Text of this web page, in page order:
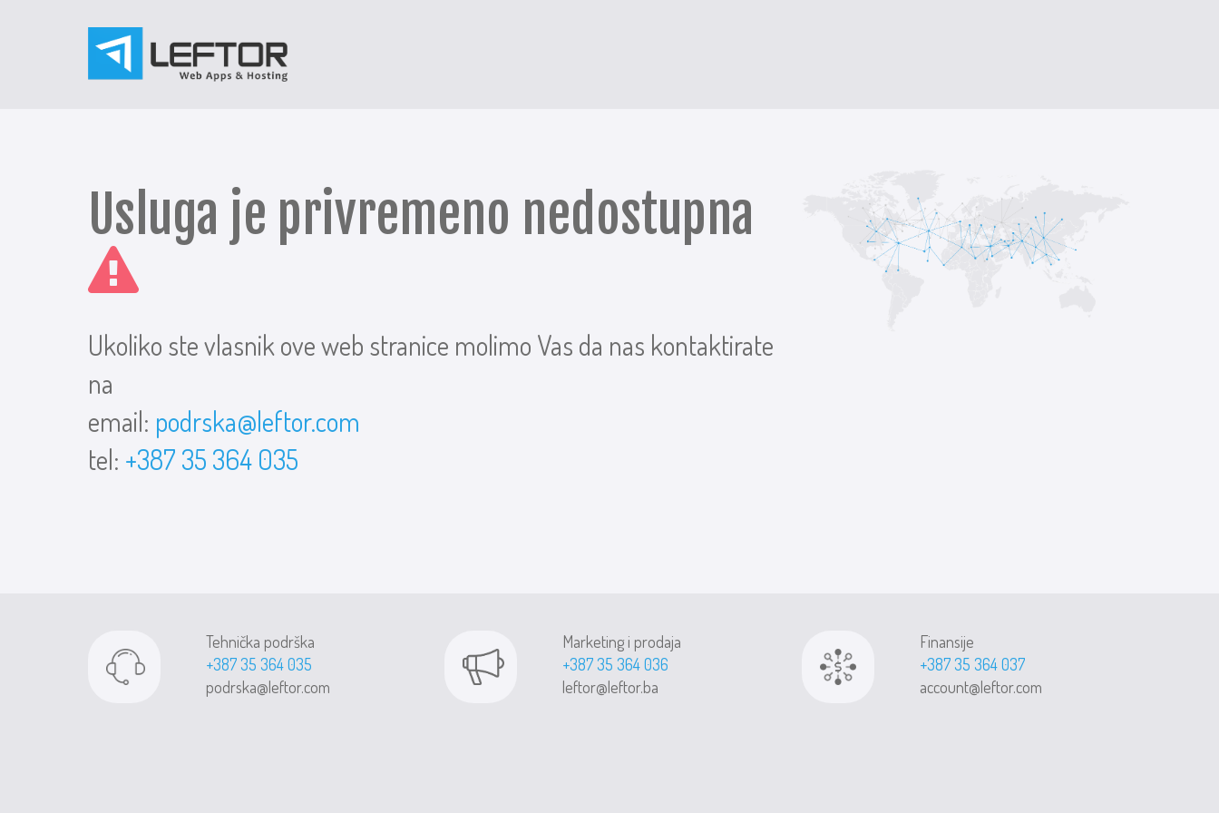
Usluga je privremeno nedostupna
Ukoliko ste vlasnik ove web stranice molimo Vas da nas kontaktirate
na
email: podrska@leftor.com
tel: +387 35 364 035
Tehnička podrška
+387 35 364 035
podrska@leftor.com
Marketing i prodaja
+387 35 364 036
leftor@leftor.ba
Finansije
+387 35 364 037
account@leftor.com